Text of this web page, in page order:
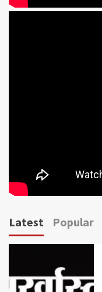
Latest Popular